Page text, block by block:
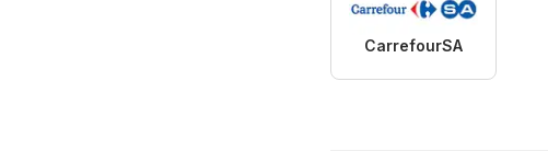
CarrefourSA